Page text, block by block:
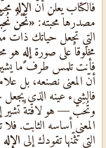
فالكتاب يعلن أنّ الإله
مصدرها محبّته: «نَحْنُ
التي تجعل حياتك ذات
مخلوقاً على صورة إلهٍ هو
فأنت تلمس طرف ما يشير
أنّ المعنى نصنعه، بل
فالشيء عينه الذي
وتُحَبّ — هو لافتةٌ تشير
المعنى أساسه الثابت.
التي تثمّنها تقودك إلى الإله